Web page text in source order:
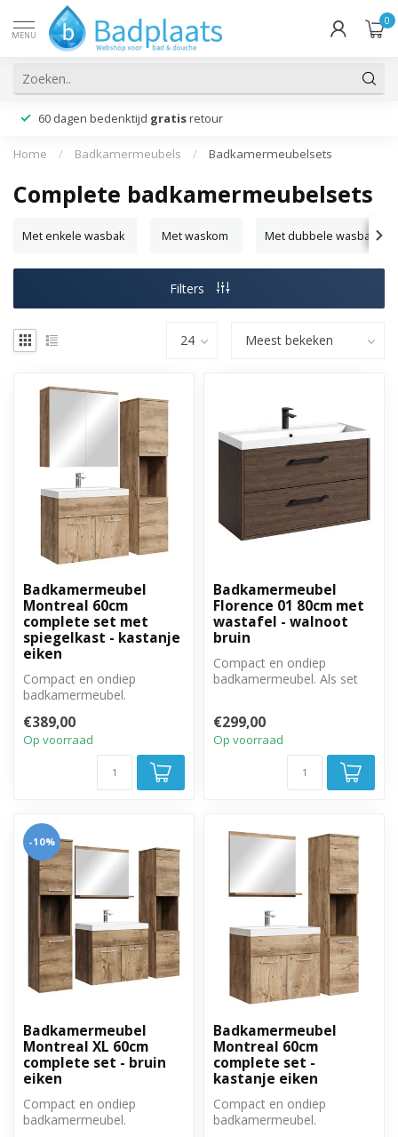
MENU
0
60 dagen bedenktijd gratis retour
Home / Badkamermeubels / Badkamermeubelsets
Complete badkamermeubelsets
Met enkele wasbak Met waskom Met dubbele wasbak
Filters
Badkamermeubel
Montreal 60cm
complete set met
spiegelkast - kastanje
eiken
Compact en ondiep
badkamermeubel.
badkamermeubel,
spiegelkast e...
€389,00
Op voorraad
Badkamermeubel
Florence 01 80cm met
wastafel - walnoot
bruin
Compact en ondiep
badkamermeubel. Als set
€299,00
Op voorraad
-10%
Badkamermeubel
Montreal XL 60cm
complete set - bruin
eiken
Compact en ondiep
badkamermeubel.
Badkamermeubel
Montreal 60cm
complete set -
kastanje eiken
Compact en ondiep
badkamermeubel.